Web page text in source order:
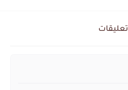
تعليقات